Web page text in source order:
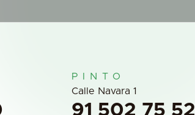
PINTO
Calle Navara 1
91 502 75 52